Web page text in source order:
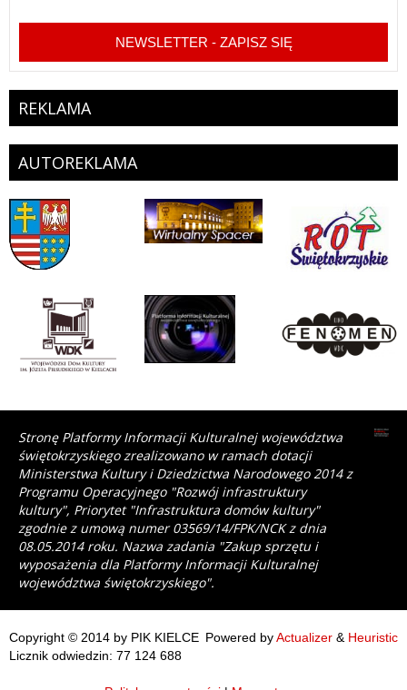
NEWSLETTER - ZAPISZ SIĘ
REKLAMA
AUTOREKLAMA
Stronę Platformy Informacji Kulturalnej województwa
świętokrzyskiego zrealizowano w ramach dotacji
Ministerstwa Kultury i Dziedzictwa Narodowego 2014 z
Programu Operacyjnego "Rozwój infrastruktury
kultury", Priorytet "Infrastruktura domów kultury"
zgodnie z umową numer 03569/14/FPK/NCK z dnia
08.05.2014 roku. Nazwa zadania "Zakup sprzętu i
wyposażenia dla Platformy Informacji Kulturalnej
województwa świętokrzyskiego".
Powered byActualizer & Heuristic
Copyright © 2014 by PIK KIELCE
Licznik odwiedzin: 77 124 688